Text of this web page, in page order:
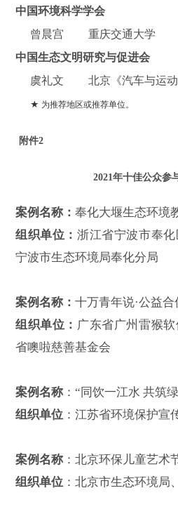
中国环境科学学会
曾晨宫
重庆交通大学
中国生态文明研究与促进会
虞礼文
北京《汽车与运
★ 为推荐地区或推荐单位。
附件2
2021 年十佳公众参
案例名称：奉化大堰生态环
组织单位：浙江省宁波市奉
案例名称：十万青年说·公益